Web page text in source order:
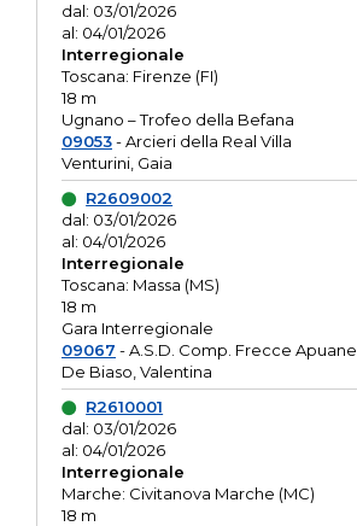
dal: 03/01/2026
al: 04/01/2026
Interregionale
Toscana: Firenze (FI)
18 m
Ugnano – Trofeo della Befana
09053- Arcieri della Real Villa
Venturini, Gaia
R2609002
dal: 03/01/2026
al: 04/01/2026
Interregionale
Toscana: Massa (MS)
18 m
Gara Interregionale
09067 - A.S.D. Comp. Frecce Apuane
De Biaso, Valentina
R2610001
dal: 03/01/2026
al: 04/01/2026
Interregionale
Marche: Civitanova Marche (MC)
18 m